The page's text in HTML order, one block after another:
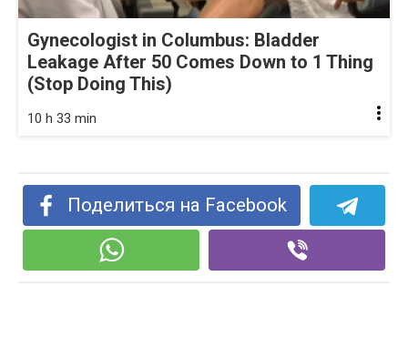
Gynecologist in Columbus: Bladder
Leakage After 50 Comes Down to 1 Thing
(Stop Doing This)
10 h 33 min
Поделиться на Facebook